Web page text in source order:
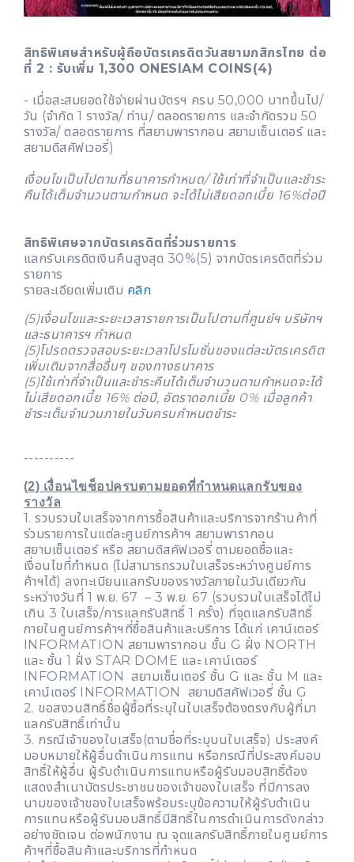
สิทธิพิเศษสำหรับผู้ถือบัตรเครดิตวันสยามกสิกรไทย ต่อ
ที่ 2 : รับเพิ่ม 1,300 ONESIAM COINS(4)
- เมื่อสะสมยอดใช้จ่ายผ่านบัตรฯ ครบ 50,000 บาทขึ้นไป/
วัน (จำกัด 1 รางวัล/ ท่าน/ ตลอดรายการ และจำกัดรวม 50
รางวัล/ ตลอดรายการ ที่สยามพารากอน สยามเซ็นเตอร์ และ
สยามดิสคัฟเวอรี่)
เงื่อนไขเป็นไปตามที่ธนาคารกำหนด/ ใช้เท่าที่จำเป็นและชำระ
คืนได้เต็มจำนวนตามกำหนด จะได้ไม่เสียดอกเบี้ย 16%ต่อปี
สิทธิพิเศษจากบัตรเครดิตที่ร่วมรายการ
แลกรับเครดิตเงินคืนสูงสุด 30%(5) จากบัตรเครดิตที่ร่วม
รายการ
รายละเอียดเพิ่มเติม คลิก
(5)เงื่อนไขและระยะเวลารายการเป็นไปตามที่ศูนย์ฯ บริษัทฯ
และธนาคารฯ กำหนด
(5)โปรดตรวจสอบระยะเวลาโปรโมชั่นของแต่ละบัตรเครดิต
เพิ่มเติมจากสื่ออื่นๆ ของทางธนาคาร
(5)ใช้เท่าที่จำเป็นและชำระคืนได้เต็มจำนวนตามกำหนดจะได้
ไม่เสียดอกเบี้ย 16% ต่อปี, อัตราดอกเบี้ย 0% เมื่อลูกค้า
ชำระเต็มจำนวนภายในวันครบกำหนดชำระ
----------
(2) เงื่อนไขช็อปครบตามยอดที่กำหนดแลกรับของ
รางวัล
1. รวบรวมใบเสร็จจากการซื้อสินค้าและบริการจากร้านค้าที่
ร่วมรายการในแต่ละศูนย์การค้าฯ สยามพารากอน
สยามเซ็นเตอร์ หรือ สยามดิสคัฟเวอรี่ ตามยอดซื้อและ
เงื่อนไขที่กำหนด (ไม่สามารถรวมใบเสร็จระหว่างศูนย์การ
ค้าฯได้) ลงทะเบียนแลกรับของรางวัลภายในวันเดียวกัน
ระหว่างวันที่ 1 พ.ย. 67 – 3 พ.ย. 67 (รวบรวมใบเสร็จได้ไม่
เกิน 3 ใบเสร็จ/การแลกรับสิทธิ์ 1 ครั้ง) ที่จุดแลกรับสิทธิ์
ภายในศูนย์การค้าฯที่ซื้อสินค้าและบริการ ได้แก่ เคาน์เตอร์
INFORMATION สยามพารากอน ชั้น G ฝั่ง NORTH
และ ชั้น 1 ฝั่ง STAR DOME และ เคาน์เตอร์
INFORMATION สยามเซ็นเตอร์ ชั้น G และ ชั้น M และ
เคาน์เตอร์ INFORMATION สยามดิสคัฟเวอรี่ ชั้น G
2. ขอสงวนสิทธิ์ชื่อผู้ซื้อที่ระบุในใบเสร็จต้องตรงกับผู้ที่มา
แลกรับสิทธิ์เท่านั้น
3. กรณีเจ้าของใบเสร็จ(ตามชื่อที่ระบุบนใบเสร็จ) ประสงค์
มอบหมายให้ผู้อื่นดำเนินการแทน หรือกรณีที่ประสงค์มอบ
สิทธิ์ให้ผู้อื่น ผู้รับดำเนินการแทนหรือผู้รับมอบสิทธิ์ต้อง
แสดงสำเนาบัตรประชาชนของเจ้าของใบเสร็จ ที่มีการลง
นามของเจ้าของใบเสร็จพร้อมระบุข้อความให้ผู้รับดำเนิน
การแทนหรือผู้รับมอบสิทธิ์มีสิทธิ์ในการดำเนินการดังกล่าว
อย่างชัดเจน ต่อพนักงาน ณ จุดแลกรับสิทธิ์ภายในศูนย์การ
ค้าฯที่ซื้อสินค้าและบริการที่กำหนด